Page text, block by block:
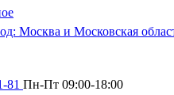
Москва и Московская
81 Пн-Пт 09:00-18:00